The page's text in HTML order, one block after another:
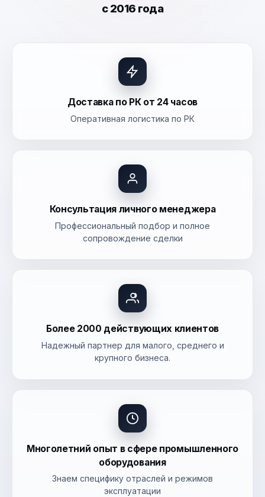
с 2016 года
Доставка по РК от 24 часов
Оперативная логистика по РК
Консультация личного менеджера
Профессиональный подбор и полное
сопровождение сделки
Более 2000 действующих клиентов
Надежный партнер для малого, среднего и
крупного бизнеса.
Многолетний опыт в сфере промышленного
оборудования
Знаем специфику отраслей и режимов
эксплуатации